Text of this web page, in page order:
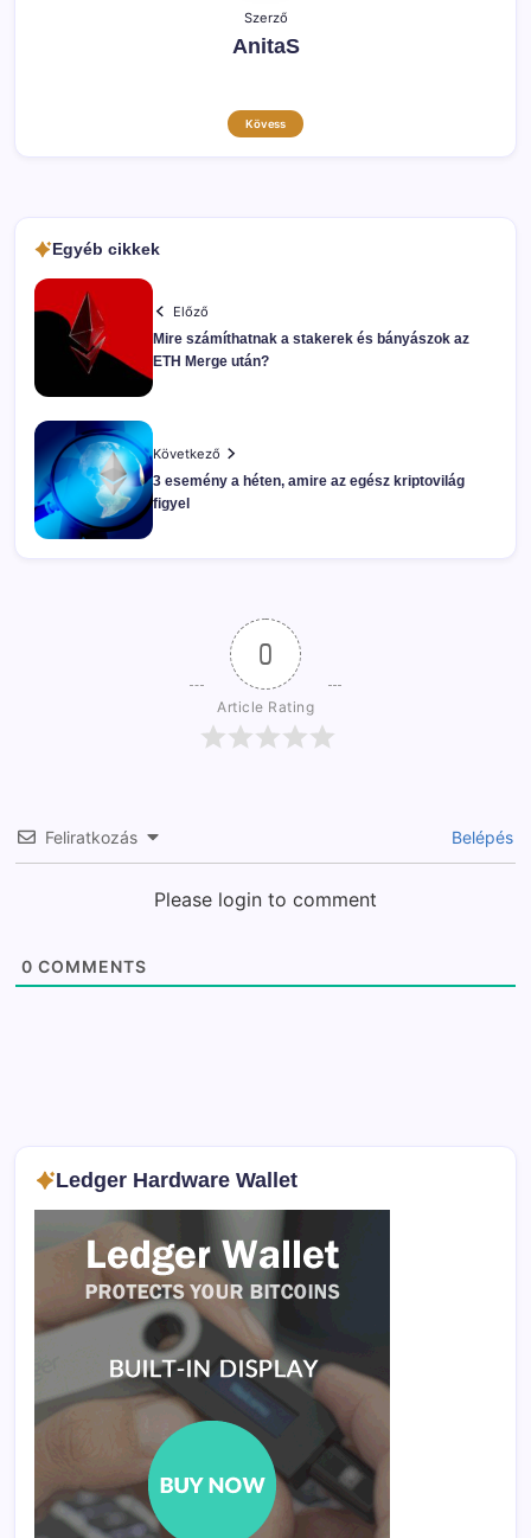
Szerző
AnitaS
Kövess
Egyéb cikkek
Előző
Mire számíthatnak a stakerek és bányászok az
ETH Merge után?
Következő
3 esemény a héten, amire az egész kriptovilág
figyel
0
Article Rating
Feliratkozás Belépés
Please login to comment
0 COMMENTS
Ledger Hardware Wallet